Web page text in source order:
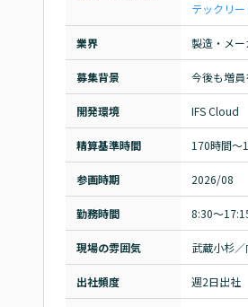
テックリー
業界 製造・メー
募集背景 今後も増員
開発環境 IFS Cloud
精算基準時間 170時間〜
参画時期 2026/08
勤務時間 8:30～
現場の雰囲気 武蔵小杉
出社頻度 週2日出社